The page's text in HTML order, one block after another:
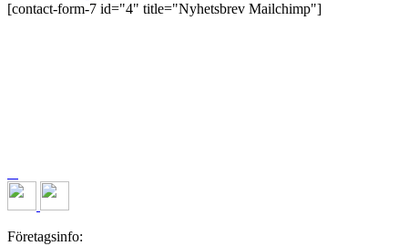
[contact-form-7 id="4" title="Nyhetsbrev Mailchimp"]
Företagsinfo: